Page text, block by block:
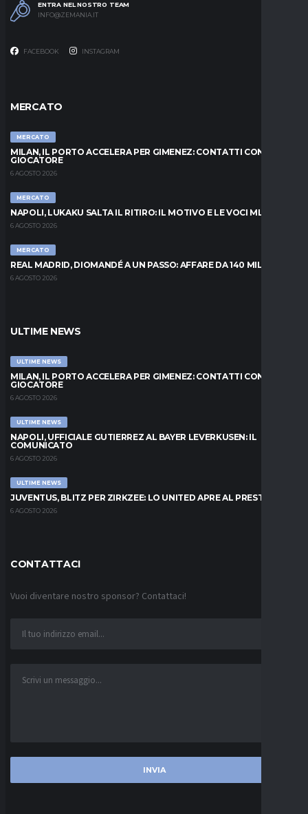
ENTRA NEL NOSTRO TEAM
INFO@ZEMANIA.IT
FACEBOOK INSTAGRAM
MERCATO
MERCATO
MILAN, IL PORTO ACCELERA PER GIMENEZ: CONTATTI CON IL
GIOCATORE
6 AGOSTO 2026
MERCATO
NAPOLI, LUKAKU SALTA IL RITIRO: IL MOTIVO E LE VOCI MLS
6 AGOSTO 2026
MERCATO
REAL MADRID, DIOMANDÉ A UN PASSO: AFFARE DA 140 MILIONI
6 AGOSTO 2026
ULTIME NEWS
ULTIME NEWS
MILAN, IL PORTO ACCELERA PER GIMENEZ: CONTATTI CON IL
GIOCATORE
6 AGOSTO 2026
ULTIME NEWS
NAPOLI, UFFICIALE GUTIERREZ AL BAYER LEVERKUSEN: IL
COMUNICATO
6 AGOSTO 2026
ULTIME NEWS
JUVENTUS, BLITZ PER ZIRKZEE: LO UNITED APRE AL PRESTITO
6 AGOSTO 2026
CONTATTACI
Vuoi diventare nostro sponsor? Contattaci!